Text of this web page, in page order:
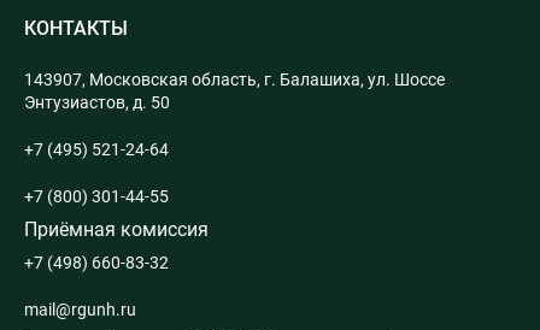
КОНТАКТЫ
143907, Московская область, г. Балашиха, ул. Шоссе
Энтузиастов, д. 50
+7 (495) 521-24-64
+7 (800) 301-44-55
Приёмная комиссия
+7 (498) 660-83-32
mail@rgunh.ru